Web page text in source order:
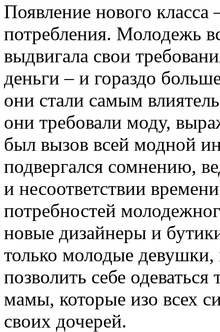
Появление нового
потребления. Молодежь
выдвигала свои
деньги – и гораздо
они стали самым
они требовали моду,
был вызов всей модной
подвергался сомнению,
и несоответствии
потребностей
новые дизайнеры и
только молодые девушки,
позволить себе
мамы, которые изо всех
своих дочерей.